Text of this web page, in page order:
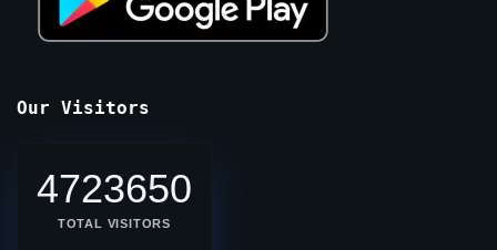
Our Visitors
4723650
TOTAL VISITORS